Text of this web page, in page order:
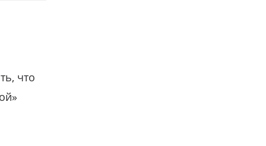
что